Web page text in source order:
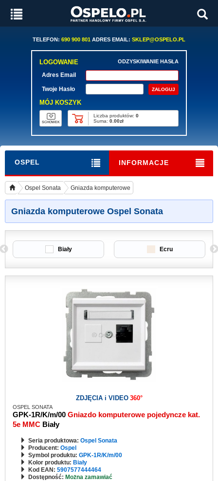
TELEFON: 690 900 801 ADRES EMAIL: SKLEP@OSPELO.PL
LOGOWANIE ODZYSKIWANIE HASŁA
Adres Email
Twoje Hasło
MÓJ KOSZYK
SCHOWEK
Liczba produktów: 0
Suma: 0.00zł
OSPEL INFORMACJE
Ospel Sonata Gniazda komputerowe
Gniazda komputerowe Ospel Sonata
Biały Ecru
ZDJĘCIA i VIDEO 360°
OSPEL SONATA
GPK-1R/K/m/00 Gniazdo komputerowe pojedyncze kat.
5e MMC Biały
Seria produktowa: Ospel Sonata
Producent: Ospel
Symbol produktu: GPK-1R/K/m/00
Kolor produktu: Biały
Kod EAN: 5907577444464
Dostępność: Można zamawiać